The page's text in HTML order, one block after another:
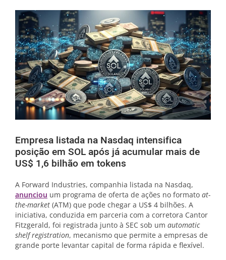
vietnamese
Empresa listada na Nasdaq intensifica
posição em SOL após já acumular mais de
US$ 1,6 bilhão em tokens
A Forward Industries, companhia listada na Nasdaq,
anunciou um programa de oferta de ações no formato at-
the-market (ATM) que pode chegar a US$ 4 bilhões. A
iniciativa, conduzida em parceria com a corretora Cantor
Fitzgerald, foi registrada junto à SEC sob um automatic
shelf registration, mecanismo que permite a empresas de
grande porte levantar capital de forma rápida e flexível.